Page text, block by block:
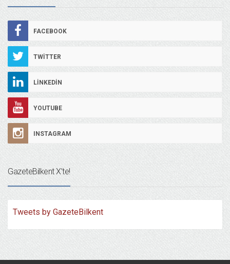
FACEBOOK
TWITTER
LINKEDIN
YOUTUBE
INSTAGRAM
GazeteBilkent X’te!
Tweets by GazeteBilkent